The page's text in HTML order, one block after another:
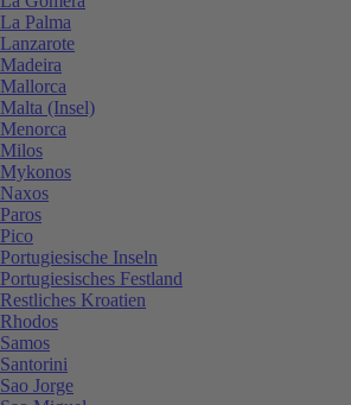
La Palma
Lanzarote
Madeira
Mallorca
Malta (Insel)
Menorca
Milos
Mykonos
Naxos
Paros
Pico
Portugiesische Inseln
Portugiesisches Festland
Restliches Kroatien
Rhodos
Samos
Santorini
Sao Jorge